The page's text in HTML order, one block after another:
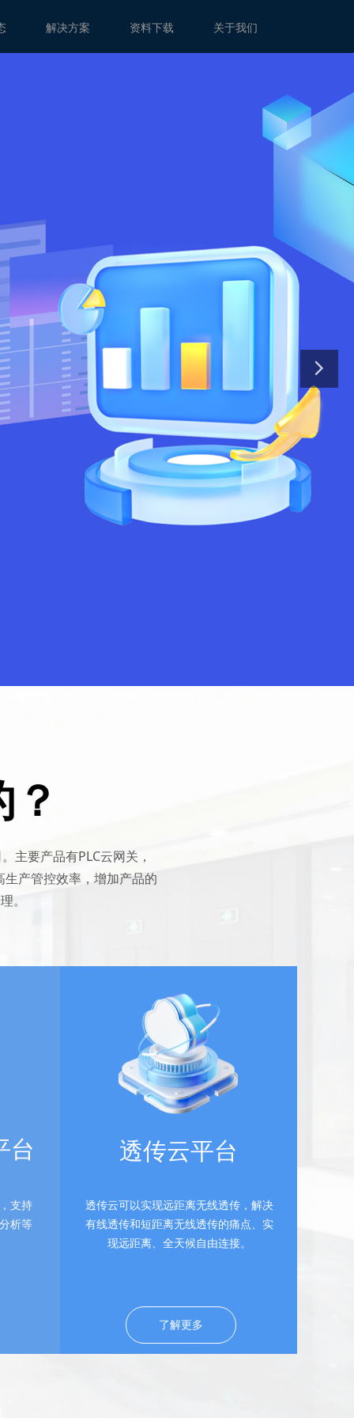
解决方案 资料下载 关于我们
台
支持
析等
透传云平台
透传云可以实现远距离无线透传，解决
有线透传和短距离无线透传的痛点、实
现远距离、全天候自由连接。
了解更多
主要产品有PLC云网关，
产管控效率，增加产品的
。